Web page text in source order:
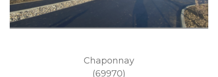
Chaponnay
(69970)